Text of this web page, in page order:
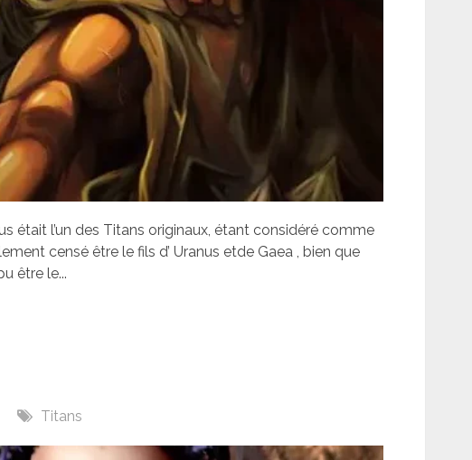
était l’un des Titans originaux, étant considéré comme
censé être le fils d’ Uranus etde Gaea , bien que
être le...
Titans